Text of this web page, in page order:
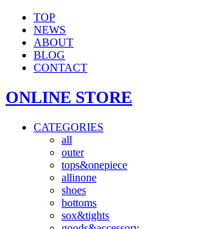
TOP
NEWS
ABOUT
BLOG
CONTACT
ONLINE STORE
CATEGORIES
all
outer
tops&onepiece
allinone
shoes
bottoms
sox&tights